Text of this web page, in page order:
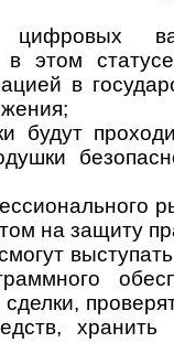
в этом
в
будут
на защиту